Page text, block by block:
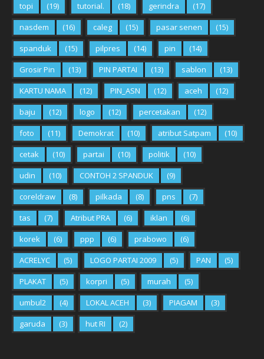
topi
(19) tutorial. (18) gerindra
(17)
nasdem
(16) caleg (15) pasar senen
(15)
spanduk
(15) pilpres (14) pin
(14)
Grosir Pin
(13) PIN PARTAI (13) sablon
(13)
KARTU NAMA
(12) PIN_ASN (12) aceh
(12)
baju
(12) logo (12) percetakan
(12)
foto
(11) Demokrat (10) atribut Satpam
(10)
cetak
(10) partai (10) politik
(10)
udin
(10) CONTOH 2 SPANDUK
(9)
coreldraw
(8) pilkada (8) pns
(7)
tas
(7) Atribut PRA (6) iklan
(6)
korek
(6) ppp (6) prabowo
(6)
ACRELYC
(5) LOGO PARTAI 2009 (5) PAN
(5)
PLAKAT
(5) korpri (5) murah
(5)
umbul2
(4) LOKAL ACEH (3) PIAGAM
(3)
garuda
(3) hut RI (2)